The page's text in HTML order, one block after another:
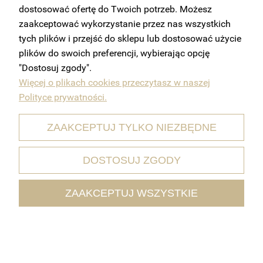
Pęsety do rzęsdzielimy również na proste, krzyżowe,
haczykowe (mocno wygięte) oraz lekko zagięte.
Profesjonalna stylistka rzęs z powinna również wyposażyć
kuferek
w pęsetę do regulacji brwi, nożyczki
kosmetyczne, skalpel do skracania rzęs, etui na pęsety, a
także lusterko pomocnicze podczas zabiegu przedłużania
będzie potrzebować pęsety do przedłużania rzęs
objętościowych czypęsety do przedłużania rzęs 1:1.
Jak dbać o profesjonalne pęsety do
przedłużania rzęs?
dostosować ofertę do Twoich potrzeb. Możesz
zaakceptować wykorzystanie przez nas wszystkich
tych plików i przejść do sklepu lub dostosować użycie
plików do swoich preferencji, wybierając opcję
"Dostosuj zgody".
Więcej o plikach cookies przeczytasz w naszej
Polityce prywatności.
ZAAKCEPTUJ TYLKO NIEZBĘDNE
DOSTOSUJ ZGODY
ZAAKCEPTUJ WSZYSTKIE